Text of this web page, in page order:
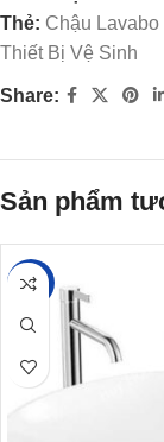
Thẻ: Chậu
Thiết Bị Vệ Sinh
Share:
Sản phẩm
-28%